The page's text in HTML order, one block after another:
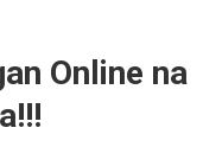
Online na